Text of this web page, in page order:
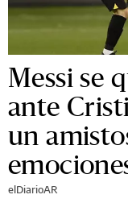
Messi se
ante
un
elDiarioAR